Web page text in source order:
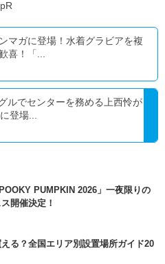
マガに登場！水着グラビアを複
喜！「...
ルでセンターを務める上西怜が
登場...
PUMPKIN 2026」一夜限りの
開催決定！
る？全国エリア別設置場所ガイド20